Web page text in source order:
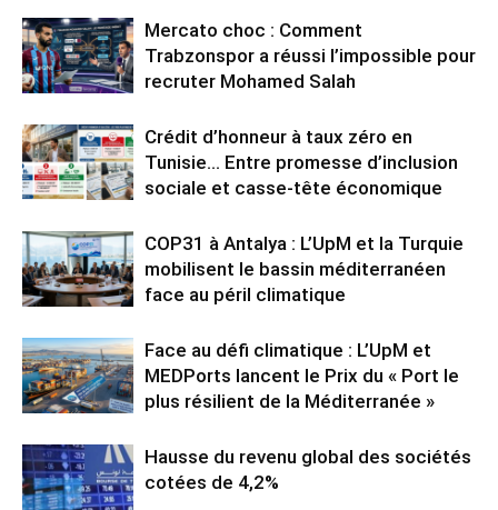
Mercato choc : Comment
Trabzonspor a réussi l’impossible pour
recruter Mohamed Salah
Crédit d’honneur à taux zéro en
Tunisie… Entre promesse d’inclusion
sociale et casse-tête économique
COP31 à Antalya : L’UpM et la Turquie
mobilisent le bassin méditerranéen
face au péril climatique
Face au défi climatique : L’UpM et
MEDPorts lancent le Prix du « Port le
plus résilient de la Méditerranée »
Hausse du revenu global des sociétés
cotées de 4,2%